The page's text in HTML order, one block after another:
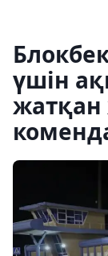
үшін
жатқан